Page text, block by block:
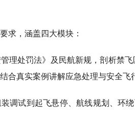
求，涵盖四大模块：
理处罚法》及民航新规，剖析禁
合真实案例讲解应急处理与安全飞
调试到起飞悬停、航线规划、环